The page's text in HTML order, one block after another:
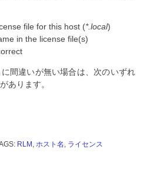
file for this host (*.local)
in the license file(s)
間違いが無い場合は、次のいずれ
あります。
RLM ホスト名 ライセンス